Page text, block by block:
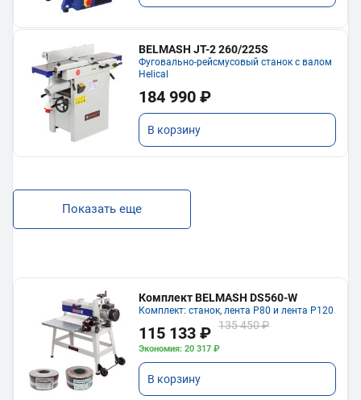
BELMASH JT-2 260/225S
Фуговально-рейсмусовый станок с валом
Helical
184 990 ₽
В корзину
Показать еще
Комплект BELMASH DS560-W
Комплект: станок, лента P80 и лента P120
115 133 ₽ 135 450 ₽
Экономия: 20 317 ₽
В корзину